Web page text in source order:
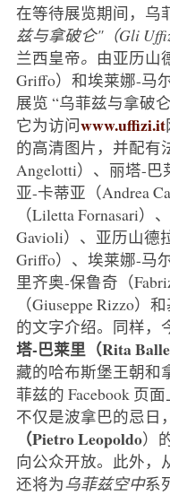
在等待展览期间，乌
兹与拿破仑"（Gli
兰西皇帝。 由亚历山
Griffo）和埃莱娜-马
展览 “乌菲兹与拿破
它为访问www.uffizi.it
的高清图片，并配有
Angelotti）、丽塔-巴
亚-卡蒂亚（Andrea
（Liletta Fornasari）
Gavioli）、亚历山德
Griffo）、埃莱娜-马
里齐奥-保鲁奇（
（Giuseppe Rizzo）
的文字介绍。同样，
塔-巴莱里（Rita
藏的哈布斯堡王朝和
菲兹的 Facebook 页
不仅是波拿巴的忌日
（Pietro Leopoldo）
向公众开放。此外，
还将为乌菲兹空中系